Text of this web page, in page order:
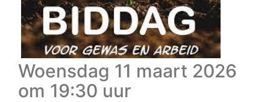
Woensdag 11 maart 2026
om 19:30 uur